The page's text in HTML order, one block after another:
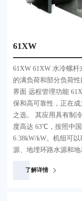
61XW
61XW 61XW 水冷螺杆
的满负荷和部分负荷
界面 远程管理功能
保和高可靠性，正在
之选。 其应用具有制
度高达 63℃，按照中
6.38kW/kW。机组可
源、地埋环路水源和
了解详情